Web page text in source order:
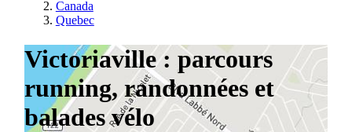
Canada
Quebec
Victoriaville : parcours
running, randonnées et
balades vélo